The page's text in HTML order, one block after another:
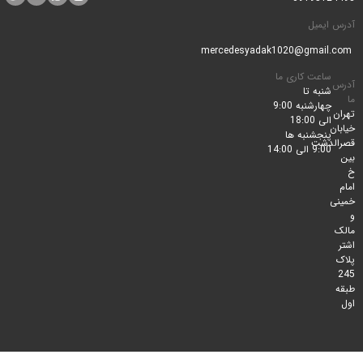
ساعت کاری ما
شنبه تا
چهارشنبه 9:00
الی 18:00
پنجشنبه ها
9:00 الی 14:00